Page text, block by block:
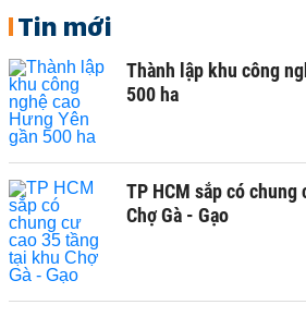
Tin mới
Thành lập khu công
500 ha
TP HCM sắp có
Chợ Gà - Gạo